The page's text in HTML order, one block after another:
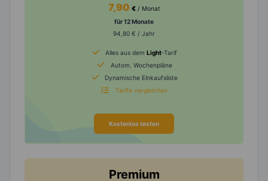
7,90 € / Monat
für 12 Monate
94,80 € / Jahr
Alles aus dem Light-Tarif
Autom. Wochenpläne
Dynamische Einkaufsliste
Tarife vergleichen
Kostenlos testen
Premium